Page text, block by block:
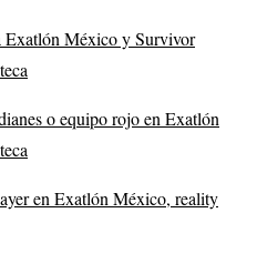
Exatlón México y Survivor
o equipo rojo en Exatlón
en Exatlón México, reality